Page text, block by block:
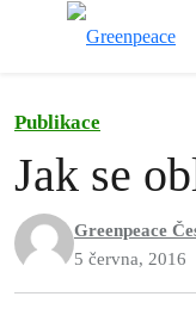
Publikace
Jak se
Greenpeace
5 června, 2016